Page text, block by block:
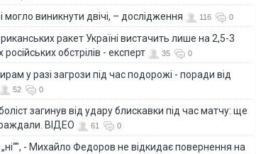
виникнути двічі, – дослідження 116 0
ракет Україні вистачить лише на 2,5-3
російських обстрілів - експерт
35 0
у разі загрози під час подорожі - поради від
52 0
загинув від удару блискавки під час матчу: ще
ВІДЕО
61 0
- Михайло Федоров не відкидає повернення на